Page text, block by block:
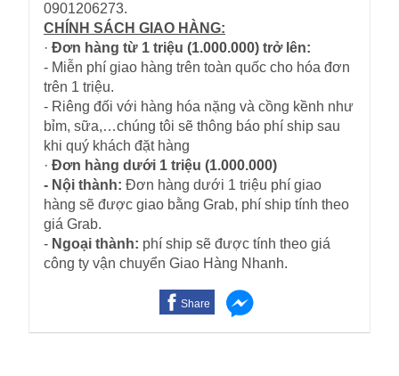
0901206273.
CHÍNH SÁCH GIAO HÀNG:
· Đơn hàng từ 1 triệu (1.000.000) trở lên:
- Miễn phí giao hàng trên toàn quốc cho hóa đơn
trên 1 triệu.
- Riêng đối với hàng hóa nặng và cồng kềnh như
bỉm, sữa,…chúng tôi sẽ thông báo phí ship sau
khi quý khách đặt hàng
· Đơn hàng dưới 1 triệu (1.000.000)
- Nội thành: Đơn hàng dưới 1 triệu phí giao
hàng sẽ được giao bằng Grab, phí ship tính theo
giá Grab.
- Ngoại thành: phí ship sẽ được tính theo giá
công ty vận chuyển Giao Hàng Nhanh.
Share